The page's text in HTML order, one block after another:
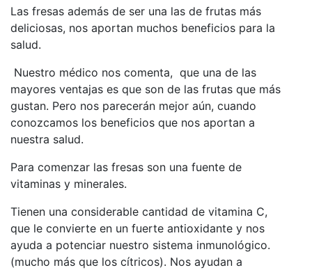
Las fresas además de ser una las de frutas más
deliciosas, nos aportan muchos beneficios para la
salud.
Nuestro médico nos comenta, que una de las
mayores ventajas es que son de las frutas que más
gustan. Pero nos parecerán mejor aún, cuando
conozcamos los beneficios que nos aportan a
nuestra salud.
Para comenzar las fresas son una fuente de
vitaminas y minerales.
Tienen una considerable cantidad de vitamina C,
que le convierte en un fuerte antioxidante y nos
ayuda a potenciar nuestro sistema inmunológico.
(mucho más que los cítricos). Nos ayudan a